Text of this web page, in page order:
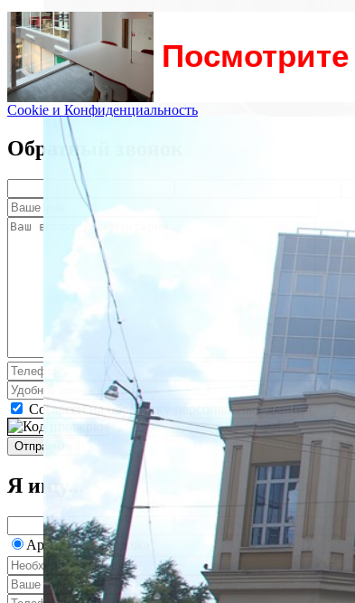
Посмотрите
Cookie и Конфиденциальность
Обратный звонок
Согласен на обработку персональных данных
Я ищу...
Аренда
Продажа